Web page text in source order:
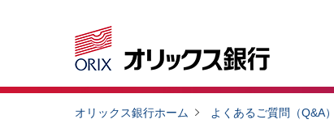
オリックス銀行ホーム よくあるご質問（Q&A）